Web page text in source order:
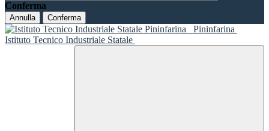
Conferma
Annulla Conferma
Pininfarina
Istituto Tecnico Industriale Statale